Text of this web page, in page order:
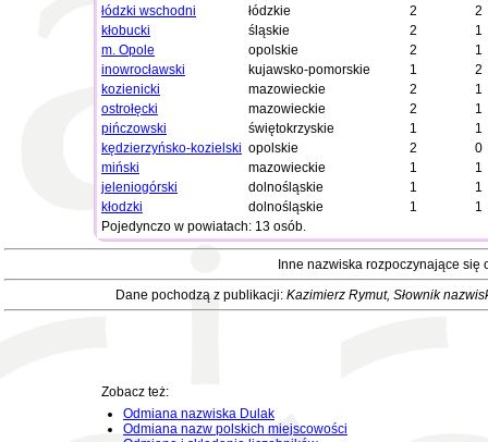
łódzki wschodni
łódzkie 2
2
kłobucki
śląskie 2
1
m. Opole
opolskie 2
1
inowrocławski
kujawsko-pomorskie 1
2
kozienicki
mazowieckie 2
1
ostrołęcki
mazowieckie 2
1
pińczowski
świętokrzyskie 1
1
kędzierzyńsko-kozielski opolskie 2
0
miński
mazowieckie 1
1
jeleniogórski
dolnośląskie 1
1
kłodzki
dolnośląskie 1
1
Pojedynczo w powiatach: 13 osób.
Inne nazwiska rozpoczynające się
Dane pochodzą z publikacji: Kazimierz Rymut, Słownik
Zobacz też:
Odmiana nazwiska Dulak
Odmiana nazw polskich miejscowości